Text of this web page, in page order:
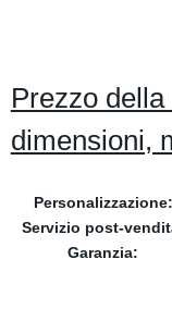
Prezzo
dimensioni,
Personalizzazione:
Servizio post-
Garanzia: